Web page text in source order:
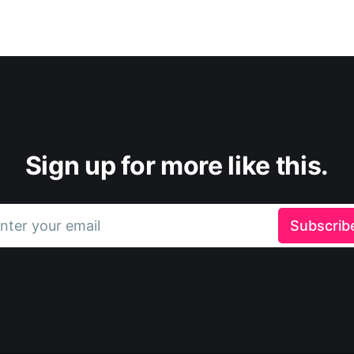
Sign up for more like this.
your email